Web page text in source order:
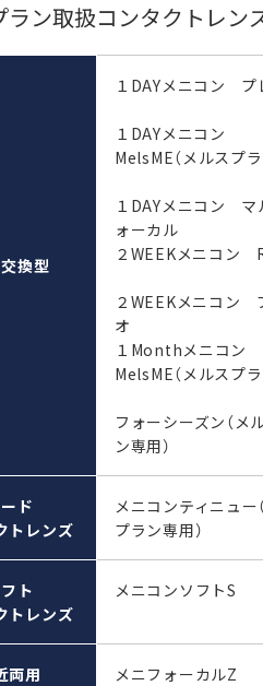
ラン取扱コンタクトレン
換型
１DAYメニコン プ
１DAYメニコン
MelsME（メルスプラ
１DAYメニコン マ
ォーカル
２WEEKメニコン
２WEEKメニコン
オ
１Monthメニコン
MelsME（メルスプラ
フォーシーズン（メ
ン専用）
ド
トレンズ
メニコンティニュー
プラン専用）
ト
トレンズ
メニコンソフトS
両用
メニフォーカルZ